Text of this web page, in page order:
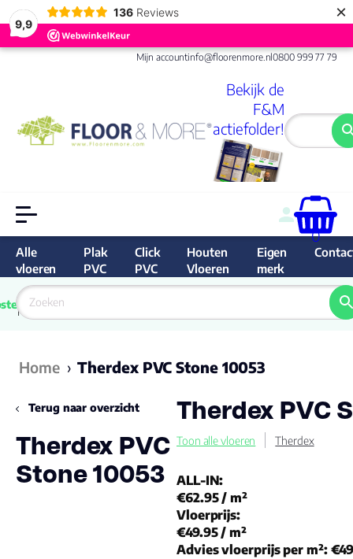
9,9
136 Reviews ×
Mijn accountinfo@floorenmore.nl0800 999 77 79
Bekijk de
F&M
actiefolder!
0
Alle
vloeren
Plak
PVC
Click
PVC
Houten
Vloeren
Eigen
merk
van
Nederland
9.6/10
Home › Therdex PVC Stone 10053
Terug naar overzicht
Therdex PVC
Stone 10053
Therdex PVC
Toon alle vloeren Therdex
ALL-IN:
€62.95/ m²
Vloerprijs:
€49.95/ m²
Advies vloerprijs per m²: